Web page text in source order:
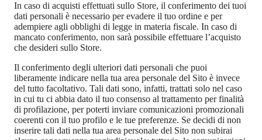
In caso di acquisti effettuati sullo Store, il conferimento dei tuoi
dati personali è necessario per evadere il tuo ordine e per
adempiere agli obblighi di legge in materia fiscale. In caso di
mancato conferimento, non sarà possibile effettuare l’acquisto
che desideri sullo Store.
Il conferimento degli ulteriori dati personali che puoi
liberamente indicare nella tua area personale del Sito è invece
del tutto facoltativo. Tali dati sono, infatti, trattati solo nel caso
in cui tu ci abbia dato il tuo consenso al trattamento per finalità
di profilazione, per poterti inviare comunicazioni promozionali
coerenti con il tuo profilo e le tue preferenze. Se decidi di non
inserire tali dati nella tua area personale del Sito non subirai